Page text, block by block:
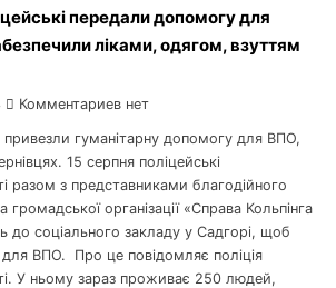
передали допомогу для
ліками, одягом, взуттям
Комментариев нет
привезли гуманітарну допомогу для ВПО,
15 серпня поліцейські
разом з представниками благодійного
організації «Справа Кольпінга
до соціального закладу у Садгорі, щоб
ВПО. Про це повідомляє поліція
У ньому зараз проживає 250 людей,